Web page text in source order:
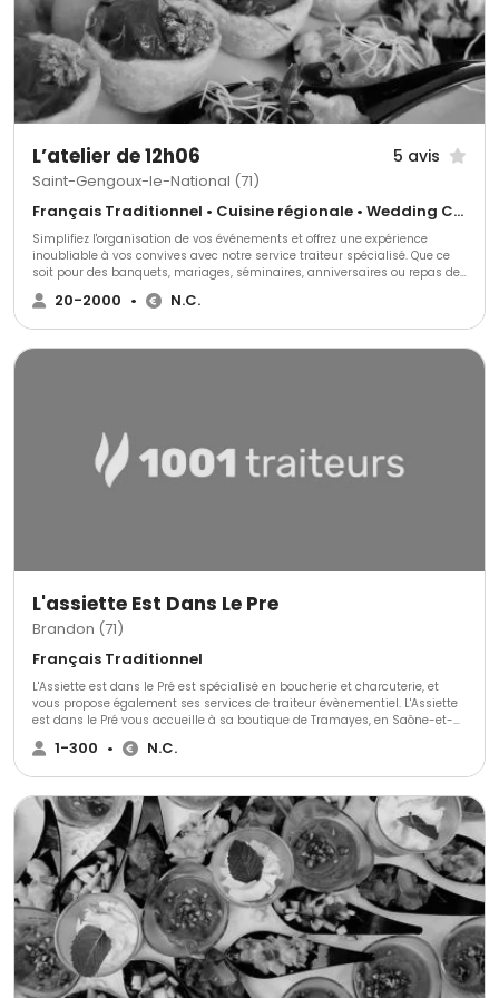
produits de caractère et une ambiance qui rassemble.
L’atelier de 12h06 5 avis
Saint-Gengoux-le-National (71)
Français Traditionnel • Cuisine régionale • Wedding Cake
Simplifiez l'organisation de vos événements et offrez une expérience
inoubliable à vos convives avec notre service traiteur spécialisé. Que ce
soit pour des banquets, mariages, séminaires, anniversaires ou repas de
famille, nous répondons aux besoins des professionnels comme des
particuliers.
20-2000 • N.C.
L'assiette Est Dans Le Pre
Brandon (71)
Français Traditionnel
L'Assiette est dans le Pré est spécialisé en boucherie et charcuterie, et
vous propose également ses services de traiteur évènementiel. L'Assiette
est dans le Pré vous accueille à sa boutique de Tramayes, en Saône-et-
Loire, et vous propose de découvrir toutes ses spécialités de boucherie et
charcuterie, mais vous propose aussi de nombreux plats cuisinés à
amoureux de la cuisine, tous deux vous proposent des spécialités
réalisées à partir de produits frais et sélectionnés avec soin. À votre
écoute, ils vous proposent diverses formules traiteur.En boutique ou lors
de tout évènement familial ou professionnel, faites confiance à l'Assiette
est dans le Pré.
1-300 • N.C.